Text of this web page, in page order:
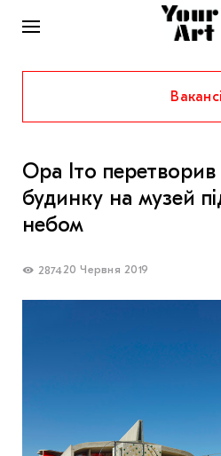
ENG
АФІША
THE UKRAINIAN PAVILION
МАРІУПОЛЬСЬКІ
ДОСЛІДНИЦЬКА
Ора Іто
будинку на музей
небом
287420 Червня 2019